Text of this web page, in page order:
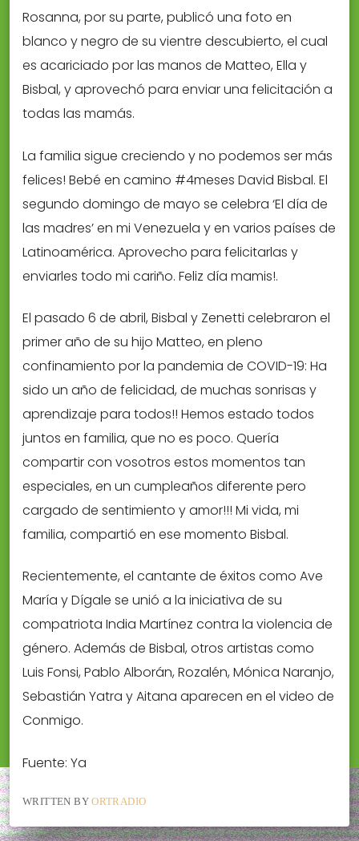
Rosanna, por su parte, publicó una foto en
blanco y negro de su vientre descubierto, el cual
es acariciado por las manos de Matteo, Ella y
Bisbal, y aprovechó para enviar una felicitación a
todas las mamás.
La familia sigue creciendo y no podemos ser más
felices! Bebé en camino #4meses David Bisbal. El
segundo domingo de mayo se celebra ‘El día de
las madres’ en mi Venezuela y en varios países de
Latinoamérica. Aprovecho para felicitarlas y
enviarles todo mi cariño. Feliz día mamis!.
El pasado 6 de abril, Bisbal y Zenetti celebraron el
primer año de su hijo Matteo, en pleno
confinamiento por la pandemia de COVID-19: Ha
sido un año de felicidad, de muchas sonrisas y
aprendizaje para todos!! Hemos estado todos
juntos en familia, que no es poco. Quería
compartir con vosotros estos momentos tan
especiales, en un cumpleaños diferente pero
cargado de sentimiento y amor!!! Mi vida, mi
familia, compartió en ese momento Bisbal.
Recientemente, el cantante de éxitos como Ave
María y Dígale se unió a la iniciativa de su
compatriota India Martínez contra la violencia de
género. Además de Bisbal, otros artistas como
Luis Fonsi, Pablo Alborán, Rozalén, Mónica Naranjo,
Sebastián Yatra y Aitana aparecen en el video de
Conmigo.
Fuente: Ya
WRITTEN BYORTRADIO